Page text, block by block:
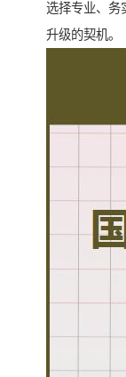
选择专业、务
升级的契机。